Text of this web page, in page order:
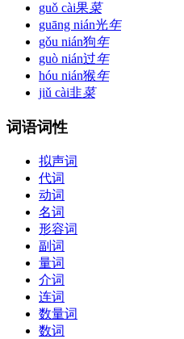
guǒ cài果菜
guāng nián光年
gǒu nián狗年
guò nián过年
hóu nián猴年
jiǔ cài韭菜
词语词性
拟声词
代词
动词
名词
形容词
副词
量词
介词
连词
数量词
数词